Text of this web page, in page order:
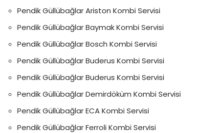
Pendik Güllübağlar Ariston Kombi Servisi
Pendik Güllübağlar Baymak Kombi Servisi
Pendik Güllübağlar Bosch Kombi Servisi
Pendik Güllübağlar Buderus Kombi Servisi
Pendik Güllübağlar Buderus Kombi Servisi
Pendik Güllübağlar Demirdöküm Kombi Servisi
Pendik Güllübağlar ECA Kombi Servisi
Pendik Güllübağlar Ferroli Kombi Servisi